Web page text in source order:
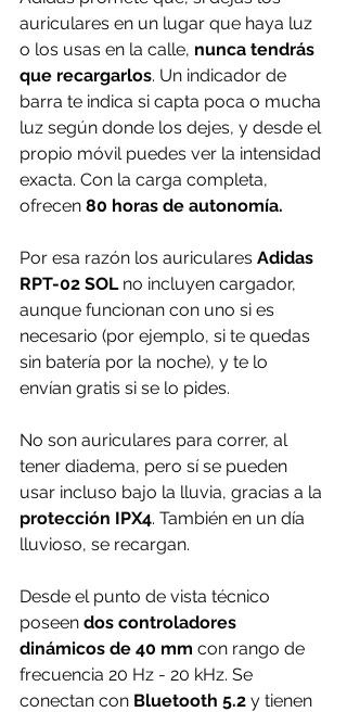
auriculares en un lugar que haya luz
o los usas en la calle, nunca tendrás
que recargarlos. Un indicador de
barra te indica si capta poca o mucha
luz según donde los dejes, y desde el
propio móvil puedes ver la intensidad
exacta. Con la carga completa,
ofrecen 80 horas de autonomía.
Por esa razón los auriculares Adidas
RPT-02 SOL no incluyen cargador,
aunque funcionan con uno si es
necesario (por ejemplo, si te quedas
sin batería por la noche), y te lo
envían gratis si se lo pides.
No son auriculares para correr, al
tener diadema, pero sí se pueden
usar incluso bajo la lluvia, gracias a la
protección IPX4. También en un día
lluvioso, se recargan.
Desde el punto de vista técnico
poseen dos controladores
dinámicos de 40 mm con rango de
frecuencia 20 Hz - 20 kHz. Se
conectan con Bluetooth 5.2 y tienen